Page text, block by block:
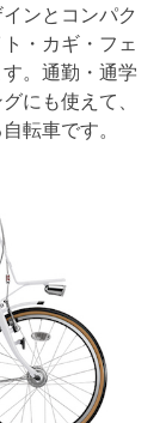
ンとコンパク
・カギ・フェ
。通勤・通学
にも使えて、
転車です。